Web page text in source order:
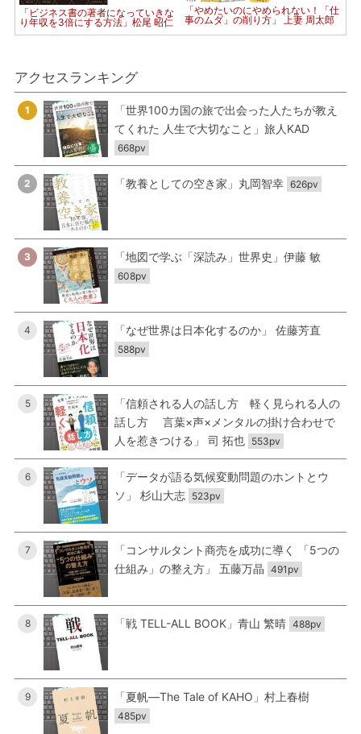
「ビジネス書の著者になっていきな
り年収を3倍にする方法」松尾 昭仁
「やめたいのにやめられない！「仕
事のムダ」の削り方」 上妻 周太郎
アクセスランキング
1
「世界100カ国の旅で出会った人たちが教え
てくれた 人生で大切なこと」旅人KAD
668pv
2 「教養としての空き家」丸岡智幸 626pv
3 「地図で学ぶ「深読み」世界史」伊藤 敏
608pv
4 「なぜ世界は日本化するのか」 佐藤芳直
588pv
5
「信頼される人の話し方 軽く見られる人の
話し方 言葉×声×メンタルの掛け合わせで
人を惹きつける」 司 拓也 553pv
6
「データが語る気候変動問題のホントとウ
ソ」 杉山大志 523pv
7
「コンサルタント商売を成功に導く 「5つの
仕組み」の整え方」 五藤万晶 491pv
8 「戦 TELL-ALL BOOK」青山 繁晴 488pv
9 「夏帆―The Tale of KAHO」村上春樹
485pv